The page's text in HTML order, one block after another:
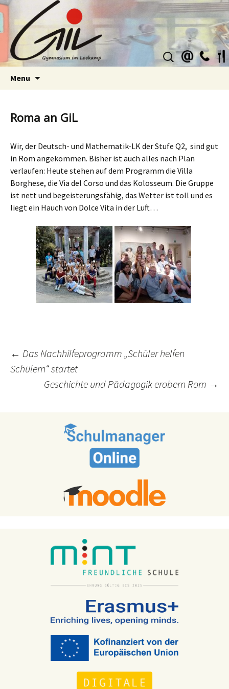
Suchen
nach:
Menu
Roma an GiL
Wir, der Deutsch- und Mathematik-LK der Stufe Q2, sind gut
in Rom angekommen. Bisher ist auch alles nach Plan
verlaufen: Heute stehen auf dem Programm die Villa
Borghese, die Via del Corso und das Kolosseum. Die Gruppe
ist nett und begeisterungsfähig, das Wetter ist toll und es
liegt ein Hauch von Dolce Vita in der Luft…
Post
navigation
← Das Nachhilfeprogramm „Schüler helfen
Schülern“ startet
Geschichte und Pädagogik erobern Rom →